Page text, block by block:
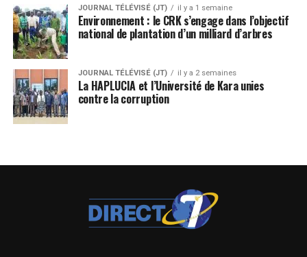
JOURNAL TÉLÉVISÉ (JT) il y a 1 semaine
Environnement : le CRK s’engage dans l’objectif
national de plantation d’un milliard d’arbres
JOURNAL TÉLÉVISÉ (JT) il y a 2 semaines
La HAPLUCIA et l’Université de Kara unies
contre la corruption